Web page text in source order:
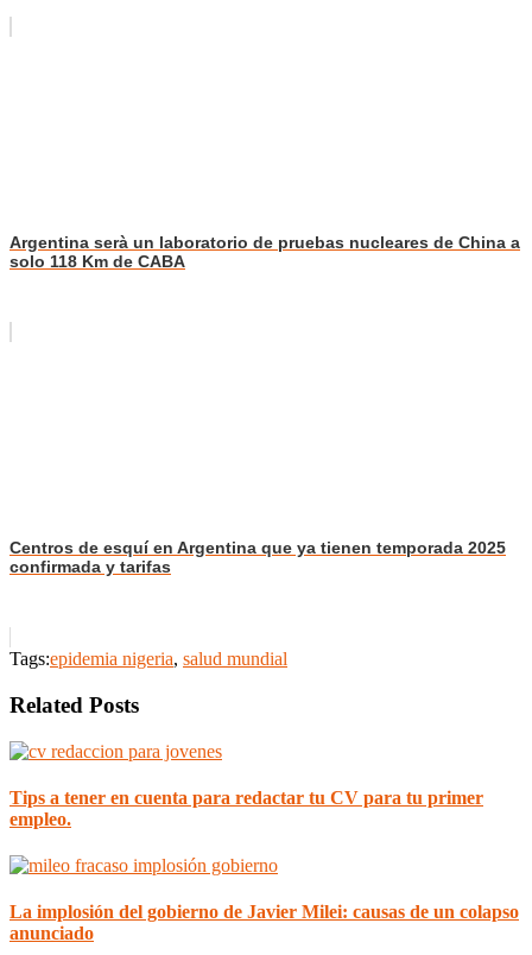
Argentina serà un laboratorio de pruebas nucleares de China a
solo 118 Km de CABA
Centros de esquí en Argentina que ya tienen temporada 2025
confirmada y tarifas
Tags:epidemia nigeria, salud mundial
Related Posts
Tips a tener en cuenta para redactar tu CV para tu primer
empleo.
La implosión del gobierno de Javier Milei: causas de un colapso
anunciado